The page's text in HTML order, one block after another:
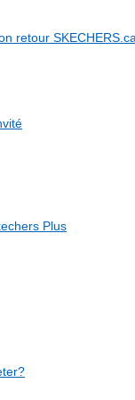
retour
Plus